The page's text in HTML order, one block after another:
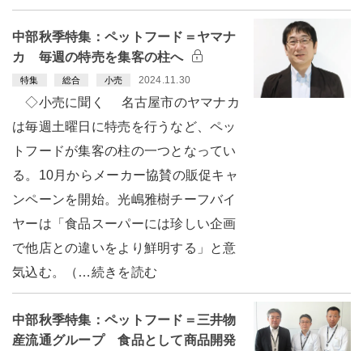
中部秋季特集：ペットフード＝ヤマナ
カ 毎週の特売を集客の柱へ
特集 総合 小売 2024.11.30
◇小売に聞く 名古屋市のヤマナカ
は毎週土曜日に特売を行うなど、ペッ
トフードが集客の柱の一つとなってい
る。10月からメーカー協賛の販促キャ
ンペーンを開始。光嶋雅樹チーフバイ
ヤーは「食品スーパーには珍しい企画
で他店との違いをより鮮明する」と意
気込む。（…続きを読む
中部秋季特集：ペットフード＝三井物
産流通グループ 食品として商品開発